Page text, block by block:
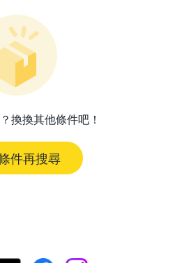
換換其他條件吧！
件再搜尋